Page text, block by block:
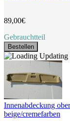
89,00€
Gebrauchtteil
Bestellen
Innenabdeckung
beige/cremefarben